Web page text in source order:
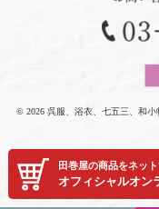
© 2026 呉服、浴衣、七五三、和
田巻屋の商品をネッ
オフィシャルオン